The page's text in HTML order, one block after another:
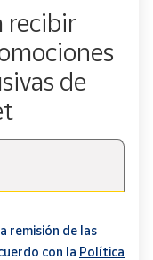
recibir
de
remisión de las
con la Política